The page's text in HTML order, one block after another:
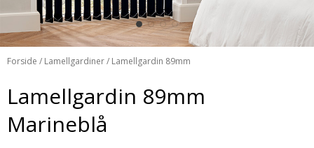
Forside / Lamellgardiner/ Lamellgardin 89mm
Lamellgardin 89mm
Marineblå